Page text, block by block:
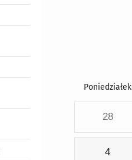
Poniedziałek
28
4